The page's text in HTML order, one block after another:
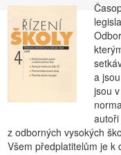
a
jsou
z odborných vysokých
Všem předplatitelům je k